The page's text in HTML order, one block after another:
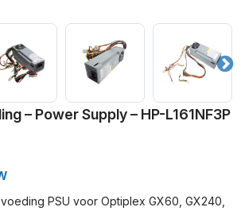
– Power Supply – HP-L161NF3P
PSU voor Optiplex GX60, GX240,